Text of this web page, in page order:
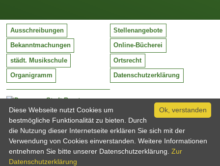
Stadt Barntrup
Mittelstraße 38
32683 Barntrup
Tel:
Email:
05263 / 409-0
info@barntrup.de
Ausschreibungen Stellenangebote
Bekanntmachungen Online-Bücherei
städt. Musikschule Ortsrecht
Organigramm Datenschutzerklärung
Ok, verstanden
Diese Webseite nutzt Cookies um
bestmögliche Funktionalität zu bieten. Durch
die Nutzung dieser Internetseite erklären Sie sich mit der
Verwendung von Cookies einverstanden. Weitere Informationen
entnehmen Sie bitte unserer Datenschutzerklärung. Zur
Datenschutzerklärung